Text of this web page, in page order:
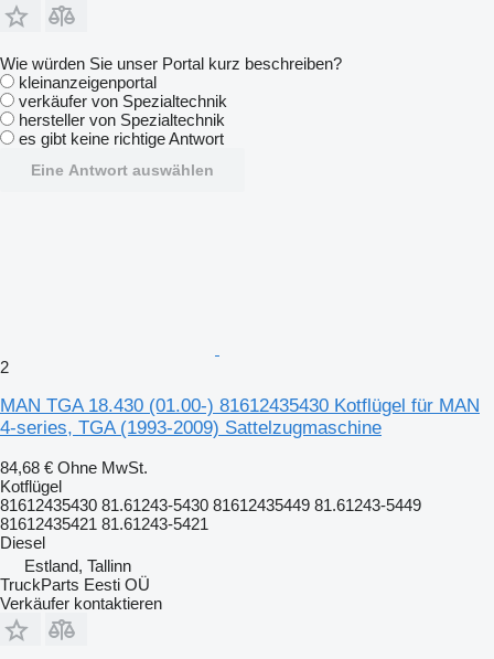
Wie würden Sie unser Portal kurz beschreiben?
kleinanzeigenportal
verkäufer von Spezialtechnik
hersteller von Spezialtechnik
es gibt keine richtige Antwort
Eine Antwort auswählen
2
MAN TGA 18.430 (01.00-) 81612435430 Kotflügel für MAN
4-series, TGA (1993-2009) Sattelzugmaschine
84,68 € Ohne MwSt.
Kotflügel
81612435430 81.61243-5430 81612435449 81.61243-5449
81612435421 81.61243-5421
Diesel
Estland, Tallinn
TruckParts Eesti OÜ
Verkäufer kontaktieren